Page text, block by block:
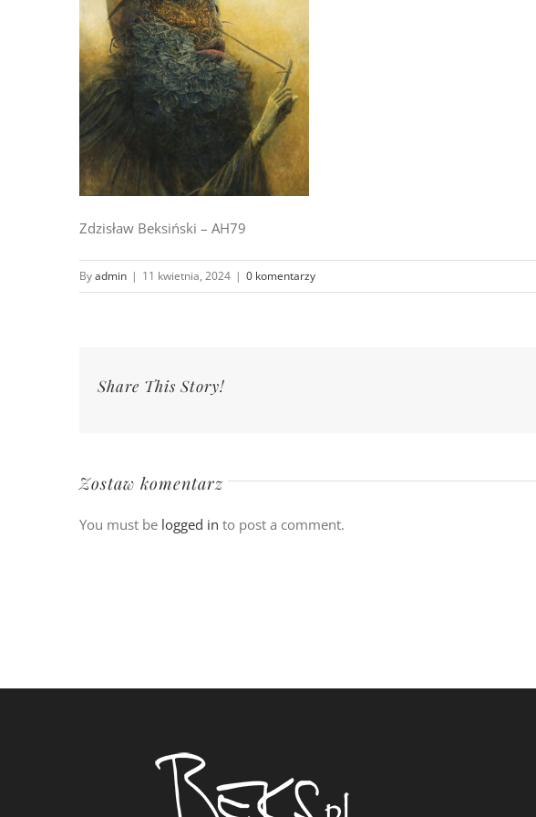
Zdzisław Beksiński – AH79
Byadmin | 11 kwietnia, 2024 | 0 komentarzy
Share This Story!
Zostaw komentarz
You must be logged in to post a comment.